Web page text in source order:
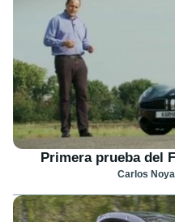
Primera prueba del
Carlos Noya